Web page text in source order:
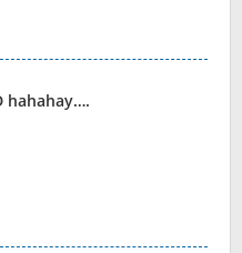
hahahay….